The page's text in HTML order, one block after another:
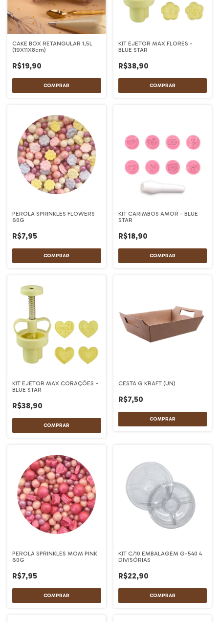
CAKE BOX RETANGULAR 1,5L
(19X11X8cm)
R$19,90
KIT EJETOR MAX FLORES -
BLUE STAR
R$38,90
PEROLA SPRINKLES FLOWERS
60G
R$7,95
KIT CARIMBOS AMOR - BLUE
STAR
R$18,90
KIT EJETOR MAX CORAÇÕES -
BLUE STAR
R$38,90
CESTA G KRAFT (UN)
R$7,50
PEROLA SPRINKLES MOM PINK
60G
R$7,95
KIT C/10 EMBALAGEM G-540 4
DIVISÓRIAS
R$22,90